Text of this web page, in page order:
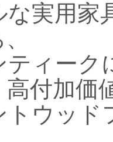
な実用
ティー
付加価
トウッド